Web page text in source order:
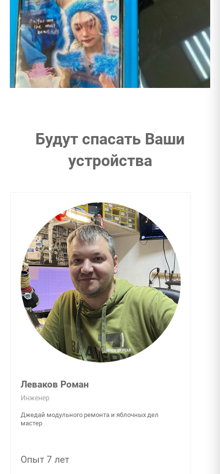
Будут спасать Ваши
устройства
Леваков Роман
Инженер
Джедай модульного ремонта и яблочных дел
мастер
Опыт 7 лет